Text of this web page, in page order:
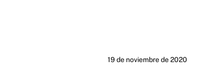
19 de noviembre de 2020